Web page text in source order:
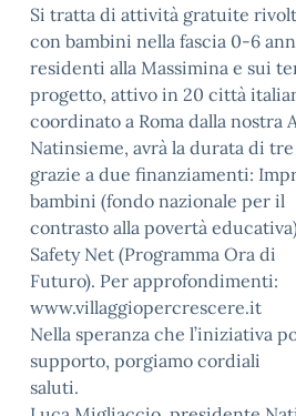
Si tratta di attività gratuite
con bambini nella fascia 0-6
residenti alla Massimina e sui
progetto, attivo in 20 città
coordinato a Roma dalla nostra
Natinsieme, avrà la durata di
grazie a due finanziamenti:
bambini (fondo nazionale per il
contrasto alla povertà
Safety Net (Programma Ora di
Futuro). Per approfondimenti:
www.villaggiopercrescere.it
Nella speranza che l’iniziativa
supporto, porgiamo cordiali
saluti.